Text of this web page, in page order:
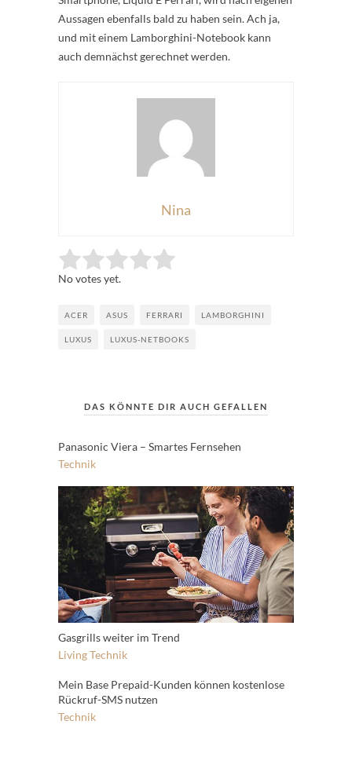
Aussagen ebenfalls bald zu haben sein. Ach ja,
und mit einem Lamborghini-Notebook kann
auch demnächst gerechnet werden.
Nina
Rate this item: Submit Rating
No votes yet.
ACER ASUS FERRARI LAMBORGHINI
LUXUS LUXUS-NETBOOKS
DAS KÖNNTE DIR AUCH GEFALLEN
Panasonic Viera – Smartes Fernsehen
Technik
Gasgrills weiter im Trend
LivingTechnik
Mein Base Prepaid-Kunden können kostenlose
Rückruf-SMS nutzen
Technik